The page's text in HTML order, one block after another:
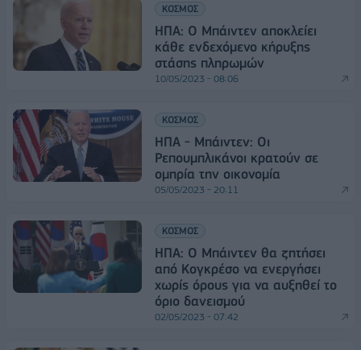
ΚΟΣΜΟΣ
ΗΠΑ: Ο Μπάιντεν αποκλείει
κάθε ενδεχόμενο κήρυξης
στάσης πληρωμών
10/05/2023 - 08:06
ΚΟΣΜΟΣ
ΗΠΑ - Μπάιντεν: Οι
Ρεπουμπλικάνοι κρατούν σε
ομηρία την οικονομία
05/05/2023 - 20:11
ΚΟΣΜΟΣ
ΗΠΑ: Ο Μπάιντεν θα ζητήσει
από Κογκρέσο να ενεργήσει
χωρίς όρους για να αυξηθεί το
όριο δανεισμού
02/05/2023 - 07:42